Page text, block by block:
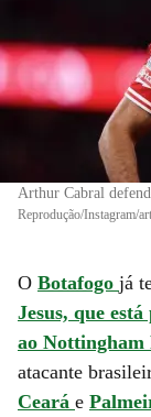
Arthur Cabral
Reprodução/Instagram/
O Botafogo já
Jesus, que
ao
atacante
Ceará e